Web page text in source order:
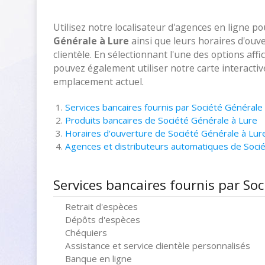
Utilisez notre localisateur d'agences en ligne
Générale à Lure ainsi que leurs horaires
clientèle. En sélectionnant l'une des options
pouvez également utiliser notre carte
emplacement actuel.
Services bancaires fournis par Société Générale
Produits bancaires de Société Générale à Lure
Horaires d'ouverture de Société Générale à
Agences et distributeurs automatiques de
Services bancaires fournis par
Retrait d'espèces
Dépôts d'espèces
Chéquiers
Assistance et service clientèle personnalisés
Banque en ligne